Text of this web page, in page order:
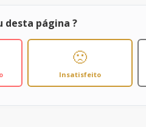
desta página ?
🙁
Insatisfeito